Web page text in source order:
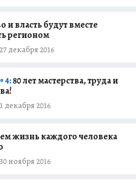
и власть будут вместе
регионом
27 декабря 2016
4:80 лет мастерства, труда и
1 декабря 2016
жизнь каждого человека
30 ноября 2016